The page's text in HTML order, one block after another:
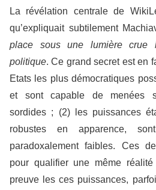
La révélation centrale de
qu’expliquait subtilement
place sous une lumière
politique. Ce grand secret est en
Etats les plus démocratiques
et sont capable de menées
sordides ; (2) les puissances
robustes en apparence,
paradoxalement faibles. Ces
pour qualifier une même
preuve les ces puissances,